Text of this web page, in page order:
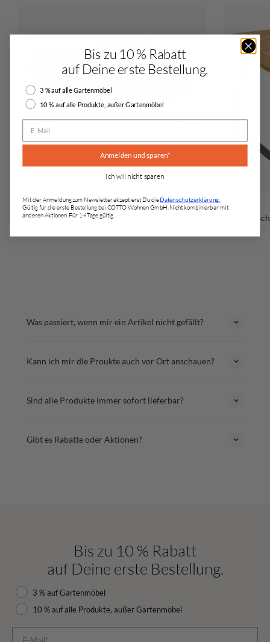
Weishäupl
2 Sitzer Sofa "Denia" mit Rücken & Sitzpolster
Weishäupl
Was passiert, wenn mir ein Artikel nicht gefällt?
Kann ich mir die Proukte auch vor Ort anschauen?
Sind alle Produkte immer sofort lieferbar?
Gibt es Rabatte oder Aktionen?
Bis zu 10 % Rabatt
auf Deine erste Bestellung.
Rabattauswahl
3 % auf Gartenmöbel
10 % auf alle Produkte, außer Gartenmöbel
Bis zu 10 % Rabatt
auf Deine erste Bestellung.
Rabattauswahl
3 % auf alle Gartenmöbel
10 % auf alle Produkte, außer Gartenmöbel
E-Mail
Anmelden und sparen*
Ich will nicht sparen
Mit der Anmeldung zum Newsletter akzeptierst Du dieDatenschutzerklärung.
Gültig für die erste Bestellung bei COTTO Wohnen GmbH. Nicht kombinierbar mit
anderen Aktionen. Für 14 Tage gültig.